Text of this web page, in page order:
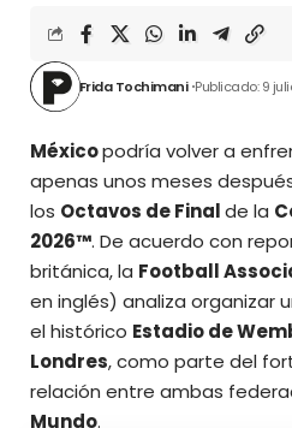
Frida Tochimani Publicado: 9
Méxicopodría volver a
apenas unos meses
los Octavos de Finalde la
2026™. De acuerdo con
británica, la Football
en inglés) analiza organizar
el histórico Estadio de
Londres, como parte del
relación entre ambas
Mundo.